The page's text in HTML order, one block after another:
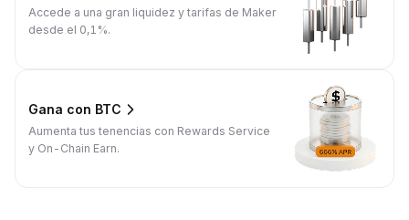
Accede a una gran liquidez y tarifas de Maker
desde el 0,1%.
Gana con BTC
Aumenta tus tenencias con Rewards Service
y On-Chain Earn.